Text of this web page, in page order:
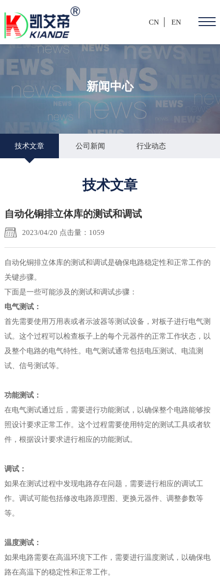
CN EN
新闻中心
技术文章 公司新闻 行业动态
技术文章
自动化铜排立体库的测试和调试
2023/04/20 点击量：1059
自动化铜排立体库的测试和调试是确保电路稳定性和正常工作的
关键步骤。
下面是一些可能涉及的测试和调试步骤：
电气测试：
首先需要使用万用表或者示波器等测试设备，对板子进行电气测
试。这个过程可以检查板子上的每个元器件的正常工作状态，以
及整个电路的电气特性。电气测试通常包括电压测试、电流测
试、信号测试等。
功能测试：
在电气测试通过后，需要进行功能测试，以确保整个电路能够按
照设计要求正常工作。这个过程需要使用特定的测试工具或者软
件，根据设计要求进行相应的功能测试。
调试：
如果在测试过程中发现电路存在问题，需要进行相应的调试工
作。调试可能包括修改电路原理图、更换元器件、调整参数等
等。
温度测试：
如果电路需要在高温环境下工作，需要进行温度测试，以确保电
路在高温下的稳定性和正常工作。